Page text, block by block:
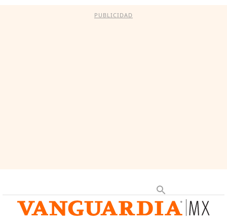
PUBLICIDAD